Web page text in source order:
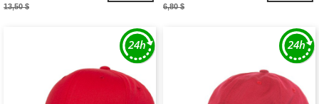
13,50 $ 6,80 $